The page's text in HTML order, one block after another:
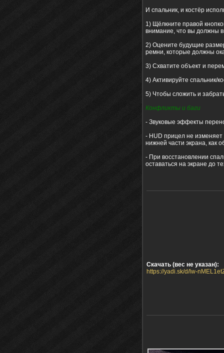
И спальник, и костёр
1) Щёлкните правой
внимание, что вы должны
2) Оцените будущие
ремни, которые должны
3) Схватите объект и
4) Активируйте спальник/
5) Чтобы сложить и
Конфликты и баги
- Звуковые эффекты
- HUD прицел не
нижней части экрана, как
- При восстановлении
оставаться на экране до
Скачать (вес не указан):
https://yadi.sk/d/lw-